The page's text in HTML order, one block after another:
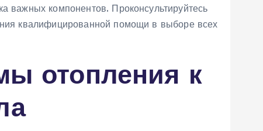
важных компонентов. Проконсультируйтесь
квалифицированной помощи в выборе всех
отопления к